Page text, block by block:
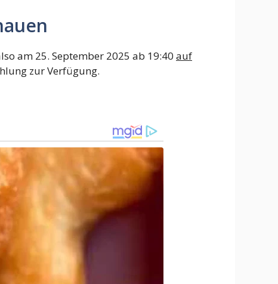
am 25. September 2025 ab 19:40 auf
zur Verfügung.